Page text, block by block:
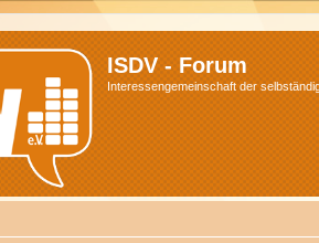
ISDV - Forum
Interessengemeinschaft der